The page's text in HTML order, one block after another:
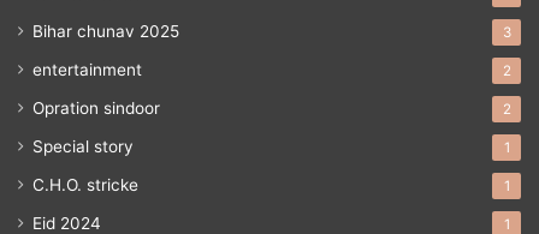
Bihar chunav 2025 3
entertainment 2
Opration sindoor 2
Special story 1
C.H.O. stricke 1
Eid 2024 1